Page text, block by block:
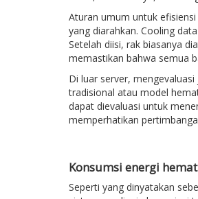
Aturan umum untuk
yang diarahkan. Cooling
Setelah diisi, rak biasanya
memastikan bahwa semua
Di luar server,
tradisional atau model
dapat dievaluasi untuk
memperhatikan
Konsumsi energi
Seperti yang dinyatakan